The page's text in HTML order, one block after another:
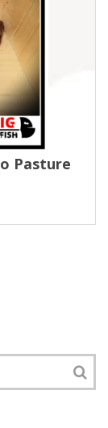
Pasture